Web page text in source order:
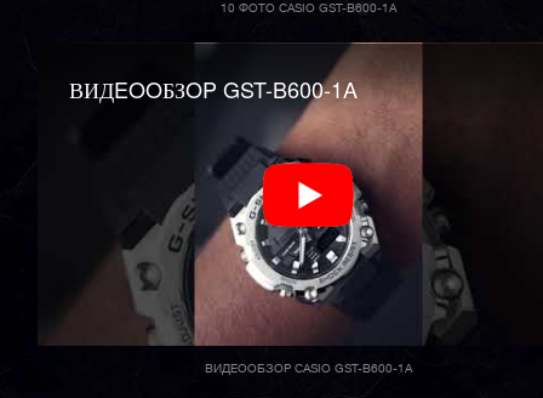
10 ФОТО CASIO GST-B600-1A
ВИДEOOБЗOP GST-B600-1A
ВИДЕООБЗОР CASIO GST-B600-1A